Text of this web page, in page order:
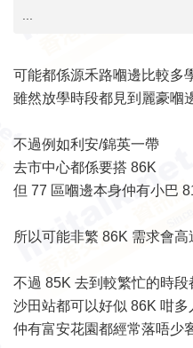
可能都係源禾路嗰邊比較多
雖然放學時段都見到麗豪嗰
不過例如利安/錦英一帶
去市中心都係要搭 86K
但 77 區嗰邊本身仲有小巴
所以可能非繁 86K 需求會高
不過 85K 去到較繁忙的時段
沙田站都可以好似 86K 咁多
仲有富安花園都經常落唔少